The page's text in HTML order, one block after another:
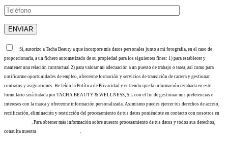
Sí, autorizo a Tacha Beauty a que incorpore mis datos personales junto a mi fotografía, en el caso de
proporcionarla, a un fichero automatizado de su propiedad para los siguientes fines: 1) para establecer y
mantener una relación contractual 2) para valorar mi adecuación a un puesto de trabajo o tarea, así como para
notificarme oportunidades de empleo, ofrecerme formación y servicios de transición de carrera y gestionar
contratos y asignaciones. He leído la Política de Privacidad y entiendo que la información recabada en este
formulario será tratada por TACHA BEAUTY & WELLNESS, S.L con el fin de gestionar mis preferencias e
intereses con la marca y ofrecerme información personalizada. Asimismo puedes ejercer tus derechos de acceso,
rectificación, eliminación y restricción del procesamiento de tus datos poniéndote en contacto con nosotros en
. Para obtener más información sobre nuestro procesamiento de tus datos y todos sus derechos,
consulta nuestra